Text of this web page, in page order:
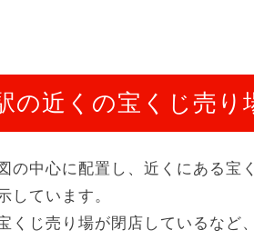
の近くの宝くじ売り
の中心に配置し、近くにある宝
しています。
くじ売り場が閉店しているなど